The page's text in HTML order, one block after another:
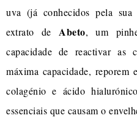
uva (já conhecidos pela
extrato deAbeto, um
capacidade de reactivar as
máxima capacidade, reporem
colagénio e ácido
essenciais que causam o